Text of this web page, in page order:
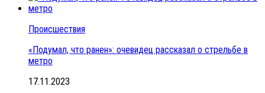
Происшествия
«Подумал, что ранен»: очевидец рассказал о стрельбе в
метро
17.11.2023